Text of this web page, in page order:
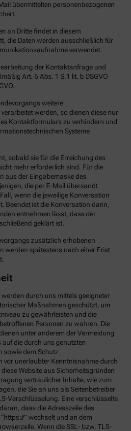
übermittelten personenbezogenen
an Dritte findet in diesem
die Daten werden ausschließlich für
verwendet.
der Kontaktanfrage und
Art. 6 Abs. 1 S.1 lit. b DSGVO
weitere
werden, so dienen diese nur
Kontaktformulars zu verhindern und
Systeme
sobald sie für die Erreichung des
mehr erforderlich sind. Für die
aus der Eingabemaske des
die per E-Mail übersandt
wenn die jeweilige Konversation
Beendet ist die Konversation dann,
entnehmen lässt, dass der
geklärt ist.
zusätzlich erhobenen
werden spätestens nach einer Frist
durch uns mittels geeigneter
Maßnahmen geschützt, um
zu gewährleisten und die
Personen zu wahren. Die
unter anderem der Vermeidung
die durch uns genutzten
sowie dem Schutz
vor unerlaubter Kenntnisnahme durch
Website aus Sicherheitsgründen
vertraulicher Inhalte, wie zum
die Sie an uns als Seitenbetreiber
Verschlüsselung. Eine verschlüsselte
dass die Adresszeile des
” wechselt und an dem
Wenn die SSL- bzw. TLS-